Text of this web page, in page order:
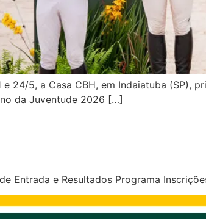
e 24/5, a Casa CBH, em Indaiatuba (SP),
da Juventude 2026 […]
Entrada e Resultados Programa